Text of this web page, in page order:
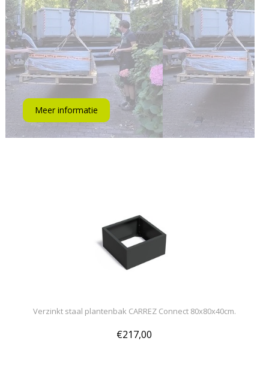
Meer informatie
Verzinkt staal plantenbak CARREZ Connect 80x80x40cm.
€217,00